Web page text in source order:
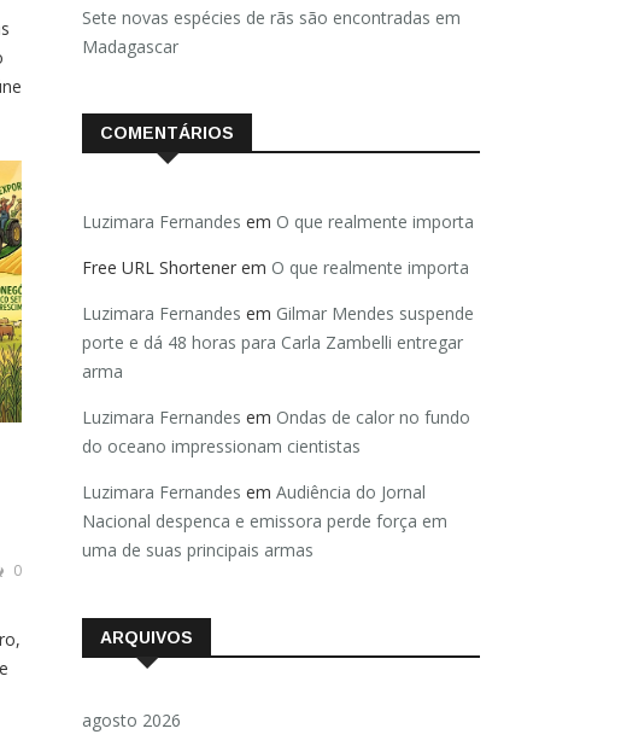
0
Sete novas espécies de rãs são encontradas em
Madagascar
COMENTÁRIOS
Luzimara Fernandes em O que realmente importa
Free URL Shortener em O que realmente importa
Luzimara Fernandes em Gilmar Mendes suspende
porte e dá 48 horas para Carla Zambelli entregar
arma
Luzimara Fernandes em Ondas de calor no fundo
do oceano impressionam cientistas
Luzimara Fernandes em Audiência do Jornal
Nacional despenca e emissora perde força em
uma de suas principais armas
ARQUIVOS
agosto 2026